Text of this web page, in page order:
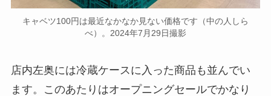
キャベツ100円は最近なかなか見ない価格です（中の人しら
べ）。2024年7月29日撮影
店内左奥には冷蔵ケースに入った商品も並んでい
ます。このあたりはオープニングセールでかなり